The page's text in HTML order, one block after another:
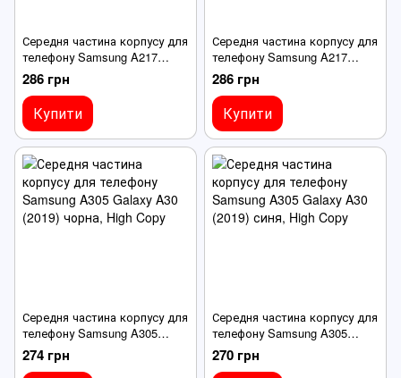
Середня частина корпусу для
телефону Samsung A217
Galaxy A21s (2020) синя
286 грн
Купити
Середня частина корпусу для
телефону Samsung A217
Galaxy A21s (2020) біла
286 грн
Купити
Середня частина корпусу для
телефону Samsung A305
Galaxy A30 (2019) чорна
274 грн
Середня частина корпусу для
телефону Samsung A305
Galaxy A30 (2019) синя
270 грн